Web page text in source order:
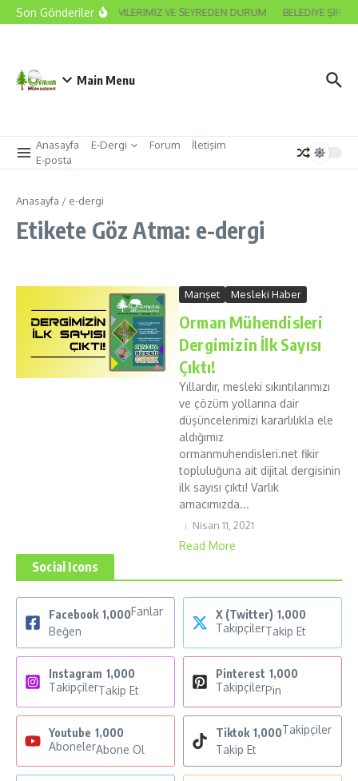
İçeriğe atla
Son Gönderiler
2026 ODA SEÇİMLERİMİZ VE SEYREDEN DURUM BELEDİYE
Main Menu
Anasayfa E-Dergi Forum
İletişim
E-posta
Anasayfa / e-dergi
Etikete Göz Atma: e-dergi
Manşet Mesleki Haber
Orman Mühendisleri
Dergimizin İlk Sayısı
Çıktı!
Yıllardır, mesleki sıkıntılarımızı
ve çözüm yollarına dair
düşüncelerimizi kararlılıkla ele
aldığımız
ormanmuhendisleri.net fikir
topluluğuna ait dijital dergisinin
ilk sayısı çıktı! Varlık
amacımızda...
Nisan 11, 2021
Read More
Social Icons
Facebook 1,000Fanlar
Beğen
X (Twitter) 1,000
TakipçilerTakip Et
Instagram 1,000
TakipçilerTakip Et
Pinterest 1,000
TakipçilerPin
Youtube 1,000
AbonelerAbone Ol
Tiktok 1,000Takipçiler
Takip Et